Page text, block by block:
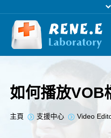
如何播放VOB
您在此处：
主頁 支援中心 Video